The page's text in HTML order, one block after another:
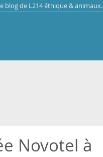
blog de L214 éthique & animaux.
Novotel à